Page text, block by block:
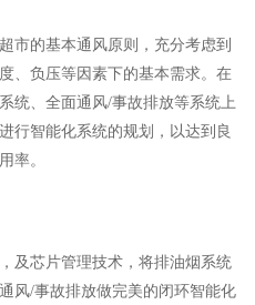
市的基本通风原则，充分考虑到
、负压等因素下的基本需求。在
统、全面通风/事故排放等系统上
行智能化系统的规划，以达到良
率。
芯片管理技术，将排油烟系统
风/事故排放做完美的闭环智能化